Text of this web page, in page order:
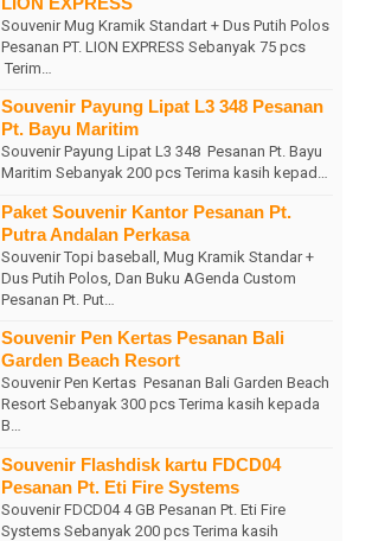
Souvenir Mug Kramik Standart + Dus Putih Polos
Pesanan PT. LION EXPRESS Sebanyak 75 pcs
Terim…
Souvenir Payung Lipat L3 348 Pesanan
Pt. Bayu Maritim
Souvenir Payung Lipat L3 348 Pesanan Pt. Bayu
Maritim Sebanyak 200 pcs Terima kasih kepad…
Paket Souvenir Kantor Pesanan Pt.
Putra Andalan Perkasa
Souvenir Topi baseball, Mug Kramik Standar +
Dus Putih Polos, Dan Buku AGenda Custom
Pesanan Pt. Put…
Souvenir Pen Kertas Pesanan Bali
Garden Beach Resort
Souvenir Pen Kertas Pesanan Bali Garden Beach
Resort Sebanyak 300 pcs Terima kasih kepada
B…
Souvenir Flashdisk kartu FDCD04
Pesanan Pt. Eti Fire Systems
Souvenir FDCD04 4 GB Pesanan Pt. Eti Fire
Systems Sebanyak 200 pcs Terima kasih